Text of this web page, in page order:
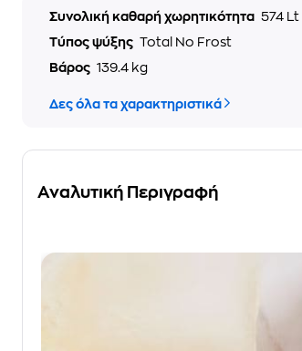
Συνολική καθαρή χωρητικότητα 574 Lt
Τύπος ψύξης Total No Frost
Βάρος 139.4 kg
Δες όλα τα χαρακτηριστικά
Αναλυτική Περιγραφή